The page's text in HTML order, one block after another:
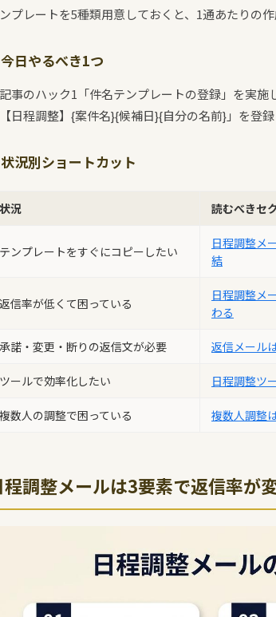
プレートを5種類用意しておくと、1通あたりの
今日やるべき1つ
事のハック1「件名テンプレートの登録」を実
【日程調整】{案件名}{候補日}{自分の名前}」を登録
状況別ショートカット
状況 読むべきセ
テンプレートをすぐにコピーしたい
日程調整メ
結
返信率が低くて困っている
日程調整メ
わる
承諾・変更・断りの返信文が必要 返信メール
ツールで効率化したい 日程調整ツ
複数人の調整で困っている 複数人調整
程調整メールは3要素で返信率が